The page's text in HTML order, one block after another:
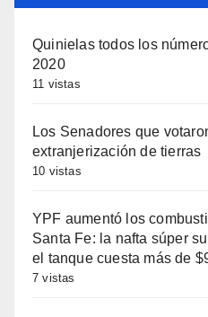
Quinielas todos los
2020
11 vistas
Los Senadores que
extranjerización de tierras
10 vistas
YPF aumentó los
Santa Fe: la nafta súper
el tanque cuesta más de
7 vistas